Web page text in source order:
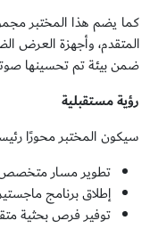
كما يضم هذا المختبر
المتقدم، وأجهزة العرض
ضمن بيئة تم تحسينها
رؤية مستقبلية
سيكون المختبر محورًا
تطوير مسار متخصص
إطلاق برنامج
توفير فرص بحثية